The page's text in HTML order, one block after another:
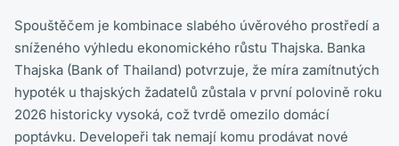
Spouštěčem je kombinace slabého úvěrového prostředí a
sníženého výhledu ekonomického růstu Thajska. Banka
Thajska (Bank of Thailand) potvrzuje, že míra zamítnutých
hypoték u thajských žadatelů zůstala v první polovině roku
2026 historicky vysoká, což tvrdě omezilo domácí
poptávku. Developeři tak nemají komu prodávat nové